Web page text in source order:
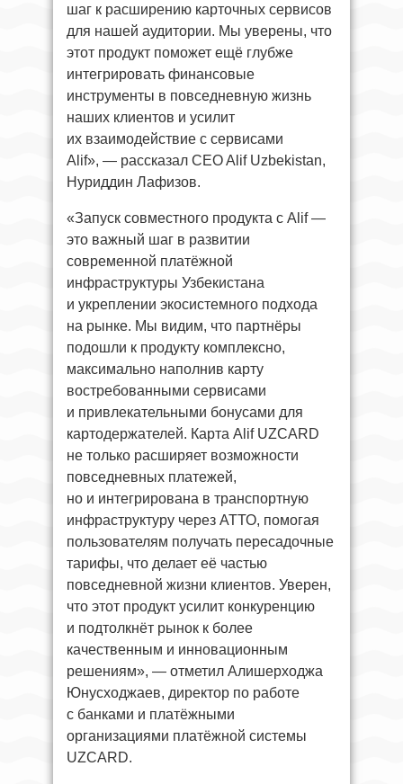
шаг к расширению карточных сервисов
для нашей аудитории. Мы уверены, что
этот продукт поможет ещё глубже
интегрировать финансовые
инструменты в повседневную жизнь
наших клиентов и усилит
их взаимодействие с сервисами
Alif», — рассказал СEO Alif Uzbekistan,
Нуриддин Лафизов.
«Запуск совместного продукта с Alif —
это важный шаг в развитии
современной платёжной
инфраструктуры Узбекистана
и укреплении экосистемного подхода
на рынке. Мы видим, что партнёры
подошли к продукту комплексно,
максимально наполнив карту
востребованными сервисами
и привлекательными бонусами для
картодержателей. Карта Alif UZCARD
не только расширяет возможности
повседневных платежей,
но и интегрирована в транспортную
инфраструктуру через АТТО, помогая
пользователям получать пересадочные
тарифы, что делает её частью
повседневной жизни клиентов. Уверен,
что этот продукт усилит конкуренцию
и подтолкнёт рынок к более
качественным и инновационным
решениям», — отметил Алишерходжа
Юнусходжаев, директор по работе
с банками и платёжными
организациями платёжной системы
UZCARD.